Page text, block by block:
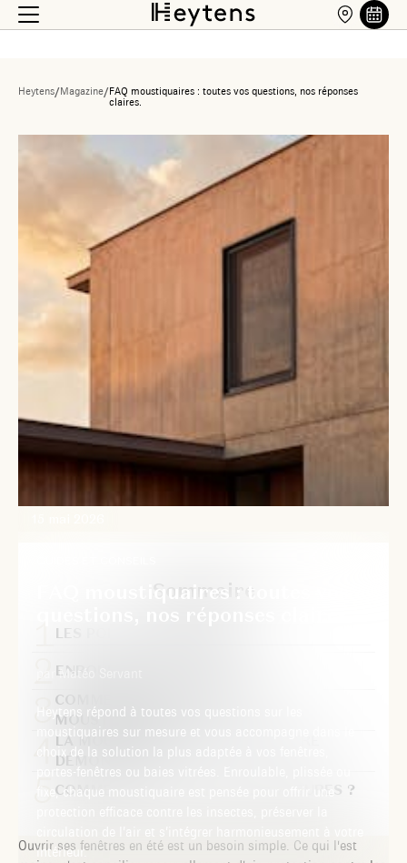
Heytens/Magazine/FAQ moustiquaires : toutes vos questions, nos réponses
claires.
FAQ moustiquaires : toutes vos
par Matéo Servant
Heytens répond à toutes vos questions sur les
moustiquaires sur mesure et vous accompagne dans le
choix de la solution la plus adaptée à vos fenêtres,
portes-fenêtres ou baies vitrées. Enroulable, plissée ou
fixe, chaque moustiquaire est pensée pour offrir une
intérieur.
Sommaire
LES POINTS ESSENTIELS
ENROULABLE OU PLISSÉE ?
COMMENT ENTRETENIR UNE
MOUSTIQUAIRE ?
LA MOUSTIQUAIRE PEUT-ELLE ÊTRE
DÉMONTÉE ?
COMMENT SONT PRISES LES MESURES ?
Ouvrir ses fenêtres en été est un besoin simple. Ce qui l'est